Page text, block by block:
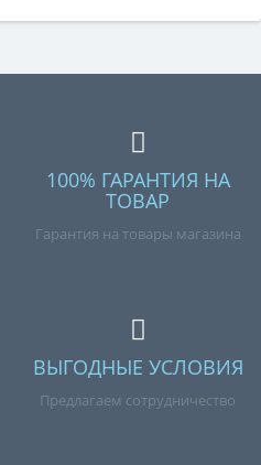
100% ГАРАНТИЯ НА
ТОВАР
Гарантия на товары магазина
ВЫГОДНЫЕ УСЛОВИЯ
Предлагаем сотрудничество